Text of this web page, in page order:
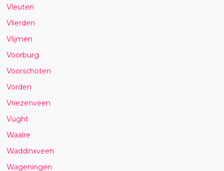
Vleuten
Vlierden
Vlijmen
Voorburg
Voorschoten
Vorden
Vriezenveen
Vught
Waalre
Waddinxveen
Wageningen